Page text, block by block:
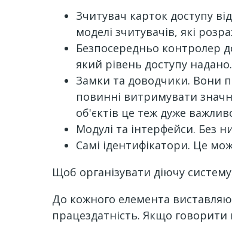
Зчитувач карток доступу
моделі зчитувачів, які
Безпосередньо контролер
який рівень доступу надано.
Замки та доводчики. Вони
повинні витримувати
об'єктів це теж дуже
Модулі та інтерфейси. Без
Самі ідентифікатори. Це
Щоб організувати діючу
До кожного елемента
працездатність. Якщо